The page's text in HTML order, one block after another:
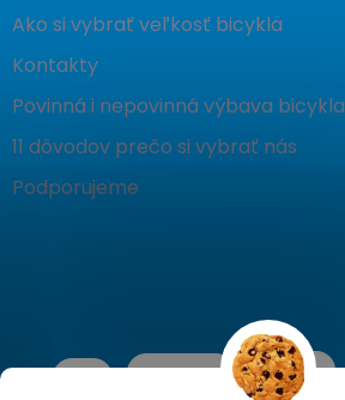
Ako si vybrať veľkosť bicykla
Kontakty
Povinná i nepovinná výbava bicykla
11 dôvodov prečo si vybrať nás
Podporujeme